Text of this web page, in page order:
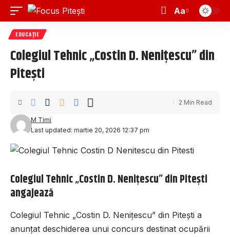
Aa
EDUCAȚIE
Colegiul Tehnic „Costin D. Nenițescu” din
Pitești
Last updated: martie 20, 2026 12:37 pm
M Timi
2 Min Read
Colegiul Tehnic „Costin D. Nenițescu” din Pitești
angajează
Colegiul Tehnic „Costin D. Nenițescu” din Pitești a
anunțat deschiderea unui concurs destinat ocupării